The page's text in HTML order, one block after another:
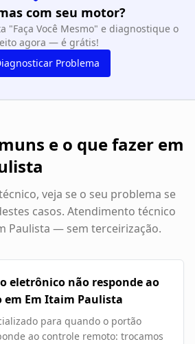
com seu motor?
"Faça Você Mesmo" e diagnostique o
agora — é grátis!
Problema
e o que fazer em
veja se o seu problema se
casos. Atendimento técnico
Paulista — sem terceirização.
eletrônico não responde ao
Em Itaim Paulista
para quando o portão
ao controle remoto: trocamos